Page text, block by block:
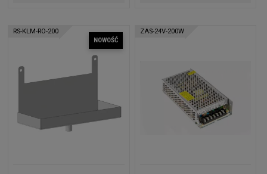
RS-KLM-RO-200
NOWOŚĆ
ZAS-24V-200W